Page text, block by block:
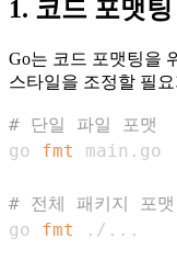
1. 코드 포맷팅
Go는 코드 포맷팅을
스타일을 조정할 필
# 단일 파일 포맷
go fmt
# 전체 패키지 포맷
go fmt ./ ..